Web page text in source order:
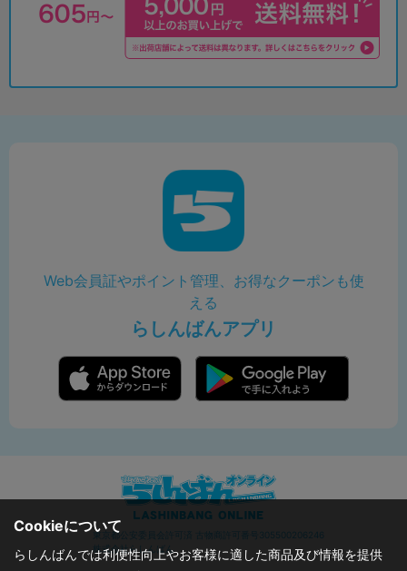
Web会員証やポイント管理、お得なクーポンも使
える
らしんばんアプリ
東京都公安委員会許可済 古物商許可番号305500206246
株式会社らしんばん
Cookieについて
らしんばんでは利便性向上やお客様に適した商品及び情報を提供